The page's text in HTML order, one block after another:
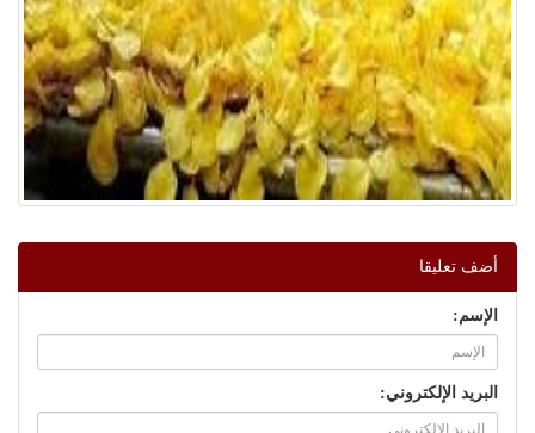
أضف تعليقا
الإسم:
البريد الإلكتروني: